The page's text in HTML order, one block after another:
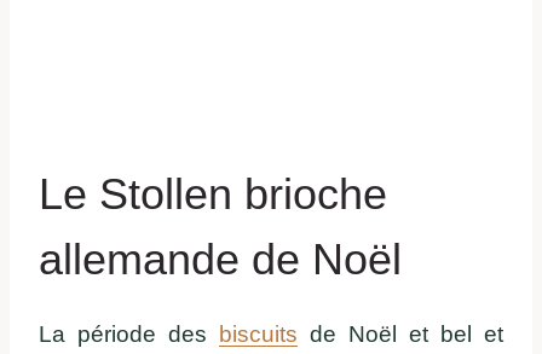
Le Stollen brioche
allemande de Noël
La période des biscuits de Noël et bel et